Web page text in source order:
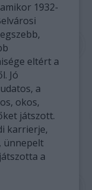
1932-
eltért a
Jó
a
okos,
játszott.
karrierje,
ünnepelt
a